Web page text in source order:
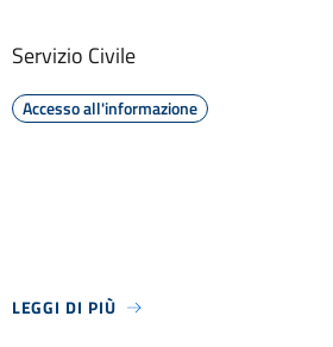
Servizio Civile
Accesso all'informazione
LEGGI DI PIÙ